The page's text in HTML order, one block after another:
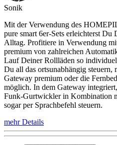
Sonik
Mit der Verwendung des
pure smart 6er-Sets erleichterst Du
Alltag. Profitiere in Verwendung
premium von zahlreichen
Lauf Deiner Rollläden so
Du all das ortsunabhängig
Gateway premium oder die
möglich. In dem Gateway
Funk-Gurtwickler in Kombination
sogar per Sprachbefehl steuern.
mehr Details